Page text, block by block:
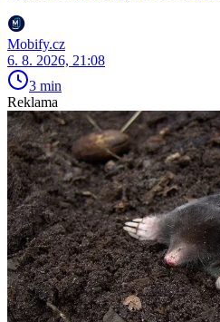
Mobify.cz
6. 8. 2026, 21:08
3 min
Reklama